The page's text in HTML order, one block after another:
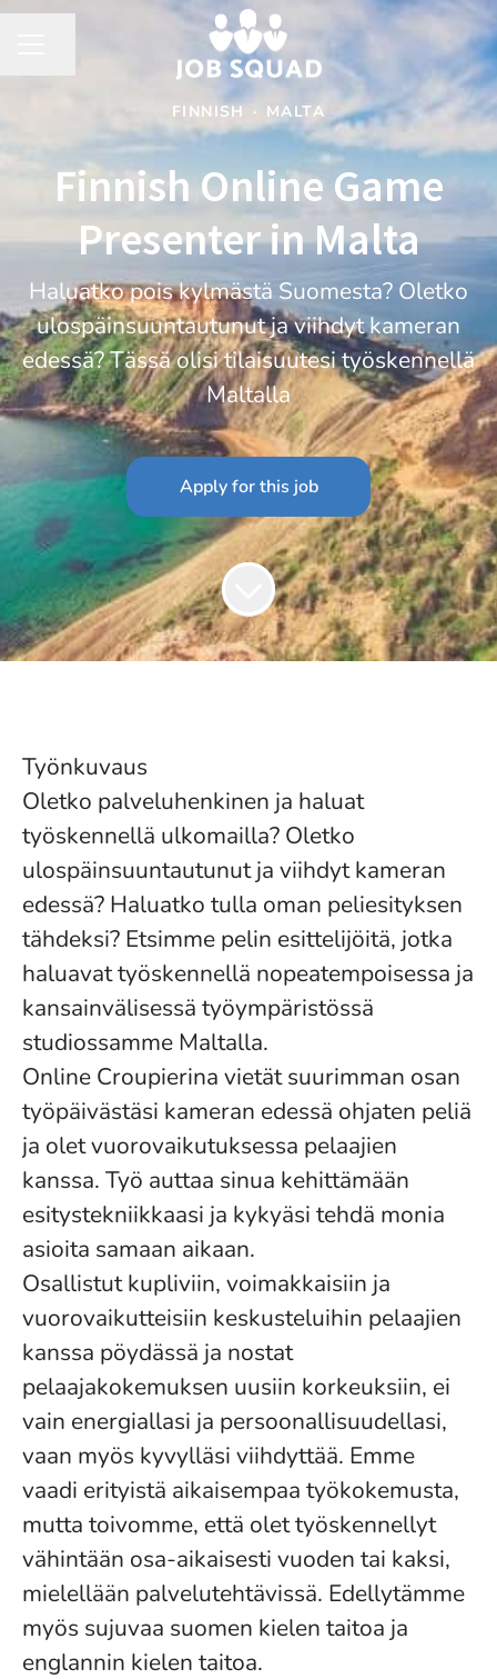
FINNISH · MALTA
Finnish Online Game
Presenter in Malta
Haluatko pois kylmästä Suomesta? Oletko
ulospäinsuuntautunut ja viihdyt kameran
edessä? Tässä olisi tilaisuutesi työskennellä
Maltalla
Apply for this job
Työnkuvaus
Oletko palveluhenkinen ja haluat
työskennellä ulkomailla? Oletko
ulospäinsuuntautunut ja viihdyt kameran
edessä? Haluatko tulla oman peliesityksen
tähdeksi? Etsimme pelin esittelijöitä, jotka
haluavat työskennellä nopeatempoisessa ja
kansainvälisessä työympäristössä
studiossamme Maltalla.
Online Croupierina vietät suurimman osan
työpäivästäsi kameran edessä ohjaten peliä
ja olet vuorovaikutuksessa pelaajien
kanssa. Työ auttaa sinua kehittämään
esitystekniikkaasi ja kykyäsi tehdä monia
asioita samaan aikaan.
Osallistut kupliviin, voimakkaisiin ja
vuorovaikutteisiin keskusteluihin pelaajien
kanssa pöydässä ja nostat
pelaajakokemuksen uusiin korkeuksiin, ei
vain energiallasi ja persoonallisuudellasi,
vaan myös kyvylläsi viihdyttää. Emme
vaadi erityistä aikaisempaa työkokemusta,
mutta toivomme, että olet työskennellyt
vähintään osa-aikaisesti vuoden tai kaksi,
mielellään palvelutehtävissä. Edellytämme
myös sujuvaa suomen kielen taitoa ja
englannin kielen taitoa.